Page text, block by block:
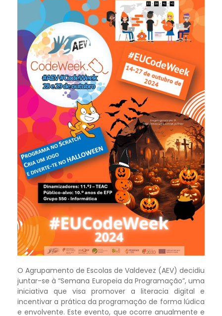
O Agrupamento de Escolas de Valdevez (AEV) decidiu
juntar-se à “Semana Europeia da Programação”, uma
iniciativa que visa promover a literacia digital e
incentivar a prática da programação de forma lúdica
e envolvente. Este evento, que ocorre anualmente e